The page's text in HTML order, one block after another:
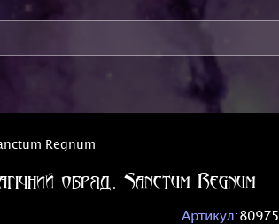
Regnum
обряд. Sanctum Regnum
Артикул:80975